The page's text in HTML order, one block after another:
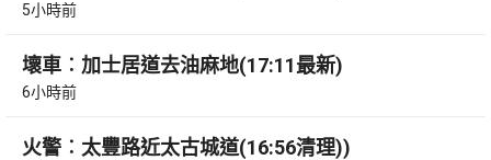
5小時前
壞車︰加士居道去油麻地(17:11最新)
6小時前
火警︰太豐路近太古城道(16:56清理))